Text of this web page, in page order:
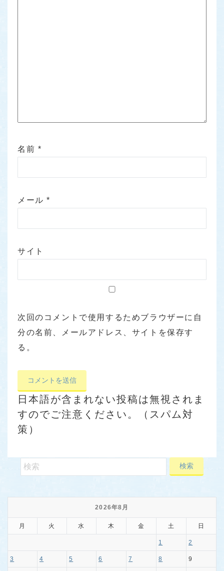
名前 *
メール*
サイト
次回のコメントで使用するためブラウザーに自
分の名前、メールアドレス、サイトを保存す
る。
日本語が含まれない投稿は無視されま
すのでご注意ください。（スパム対
策）
2026年8月
月 火 水 木 金 土 日
1 2
3 4 5 6 7 8 9